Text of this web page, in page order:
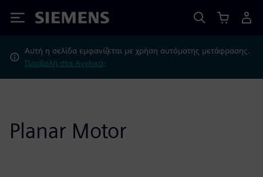
Siemens
Αυτή η σελίδα εμφανίζεται με χρήση αυτόματης μετάφρασης.
Προβολή στα Αγγλικά;
Planar Motor